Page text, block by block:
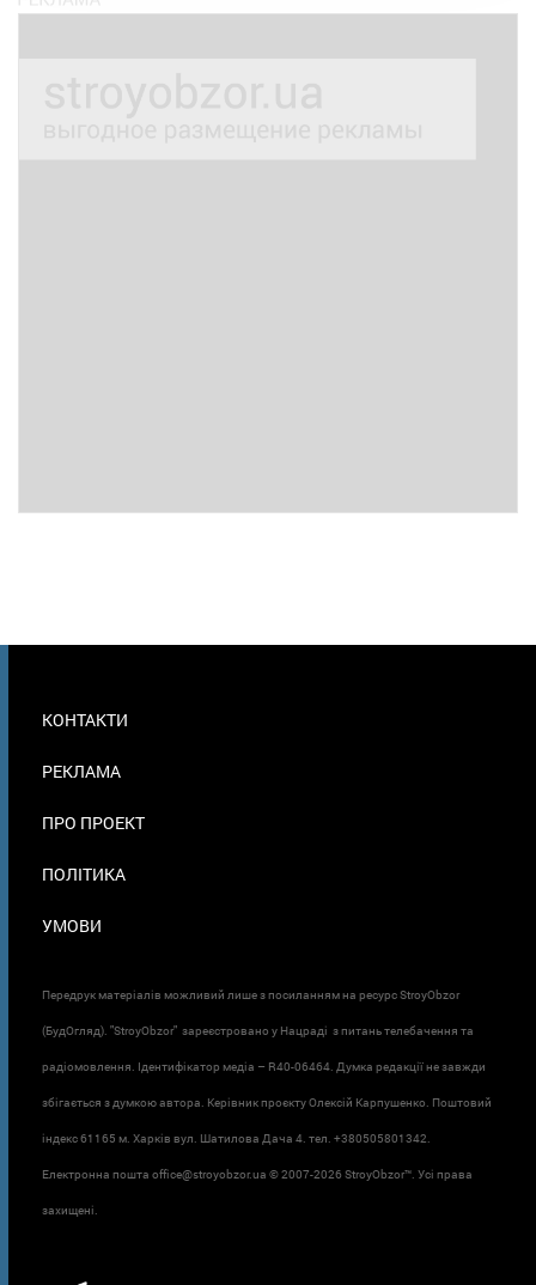
В
КОНТАКТИ
РЕКЛАМА
ПРО ПРОЕКТ
ПОЛІТИКА
УМОВИ
Передрук матеріалів можливий лише з посиланням на ресурс StroyObzor
(БудОгляд). "StroyObzor" зареєстровано у Нацраді з питань телебачення та
радіомовлення. Ідентифікатор медіа – R40-06464. Думка редакції не завжди
збігається з думкою автора. Керівник проєкту Олексій Карпушенко. Поштовий
індекс 61165 м. Харків вул. Шатилова Дача 4. тел. +380505801342.
Електронна пошта office@stroyobzor.ua © 2007-2026 StroyObzor™. Усі права
захищені.